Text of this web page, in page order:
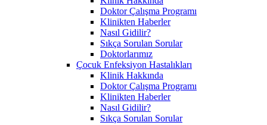
Doktor Çalışma Programı
Klinikten Haberler
Nasıl Gidilir?
Sıkça Sorulan Sorular
Doktorlarımız
Çocuk Enfeksiyon Hastalıkları
Klinik Hakkında
Doktor Çalışma Programı
Klinikten Haberler
Nasıl Gidilir?
Sıkça Sorulan Sorular